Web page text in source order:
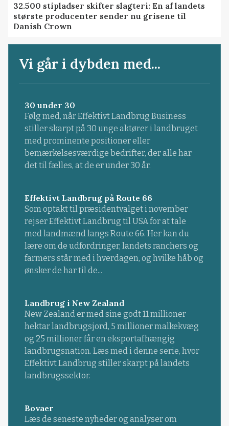
32.500 stipladser skifter slagteri: En af landets
største producenter sender nu grisene til
Danish Crown
Vi går i dybden med...
30 under 30
Følg med, når Effektivt Landbrug Business
stiller skarpt på 30 unge aktører i landbruget
med prominente positioner eller
bemærkelsesværdige bedrifter, der alle har
det til fælles, at de er under 30 år.
Effektivt Landbrug på Route 66
Som optakt til præsidentvalget i november
rejser Effektivt Landbrug til USA for at tale
med landmænd langs Route 66. Her kan du
lære om de udfordringer, landets ranchers og
farmers står med i hverdagen, og hvilke håb og
ønsker de har til de...
Landbrug i New Zealand
New Zealand er med sine godt 11 millioner
hektar landbrugsjord, 5 millioner malkekvæg
og 25 millioner får en eksportafhængig
landbrugsnation. Læs med i denne serie, hvor
Effektivt Landbrug stiller skarpt på landets
landbrugssektor.
Bovaer
Læs de seneste nyheder og analyser om